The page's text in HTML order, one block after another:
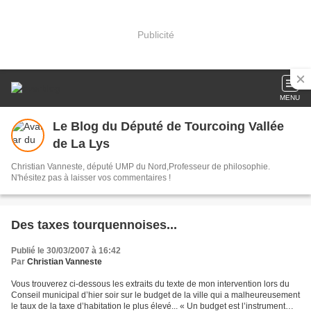
Publicité
MENU
Le Blog du Député de Tourcoing Vallée
de La Lys
Christian Vanneste, député UMP du Nord,Professeur de philosophie.
N'hésitez pas à laisser vos commentaires !
Des taxes tourquennoises...
Publié le 30/03/2007 à 16:42
Par Christian Vanneste
Vous trouverez ci-dessous les extraits du texte de mon intervention lors du
Conseil municipal d’hier soir sur le budget de la ville qui a malheureusement
le taux de la taxe d’habitation le plus élevé... « Un budget est l’instrument